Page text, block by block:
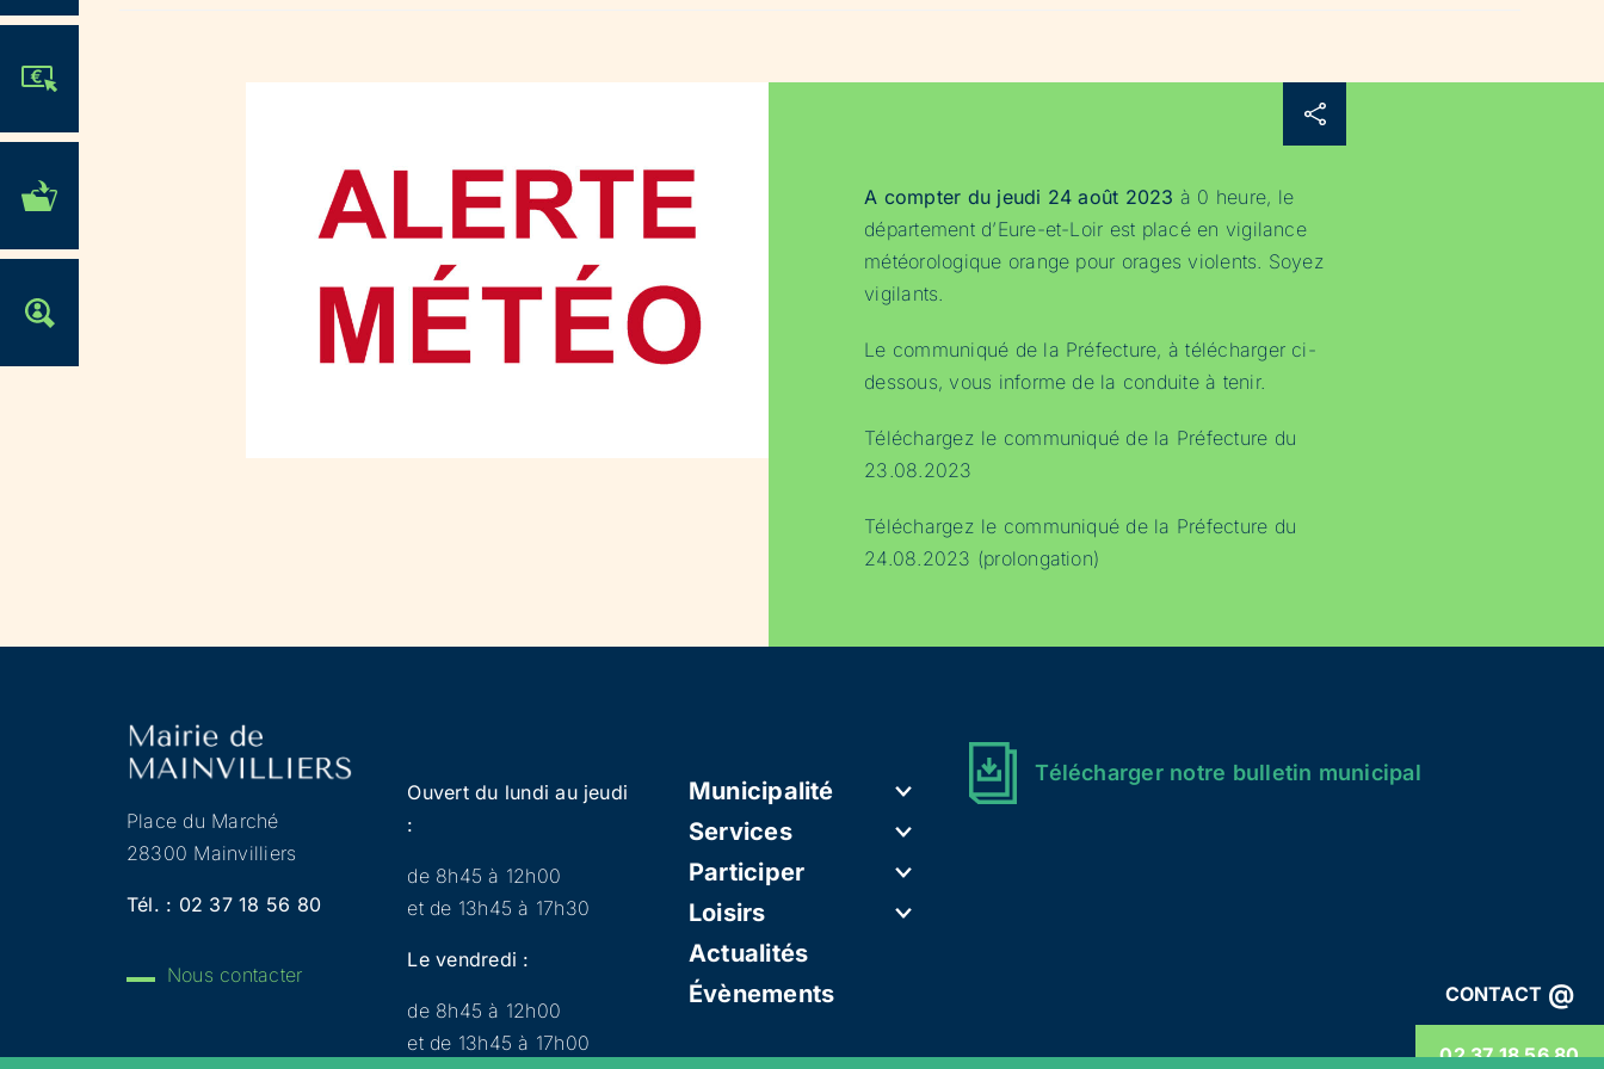
CONTACT @
02 37 18 56 80
A compter du jeudi 24 août 2023 à 0 heure, le
département d’Eure-et-Loir est placé en vigilance
météorologique orange pour orages violents. Soyez
vigilants.
Le communiqué de la Préfecture, à télécharger ci-
dessous, vous informe de la conduite à tenir.
Téléchargez le communiqué de la Préfecture du
23.08.2023
Téléchargez le communiqué de la Préfecture du
24.08.2023 (prolongation)
Place du Marché
28300 Mainvilliers
Tél. : 02 37 18 56 80
Nous contacter
Ouvert du lundi au jeudi
:
de 8h45 à 12h00
et de 13h45 à 17h30
Le vendredi :
de 8h45 à 12h00
et de 13h45 à 17h00
Municipalité
Services
Participer
Loisirs
Actualités
Évènements
Télécharger notre bulletin municipal